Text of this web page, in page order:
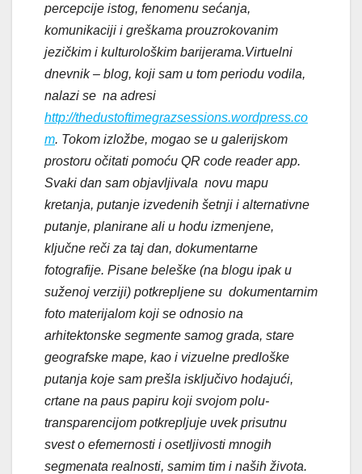
percepcije istog, fenomenu sećanja,
komunikaciji i greškama prouzrokovanim
jezičkim i kulturološkim barijerama.Virtuelni
dnevnik – blog, koji sam u tom periodu vodila,
nalazi se na adresi
http://thedustoftimegrazsessions.wordpress.co
m. Tokom izložbe, mogao se u galerijskom
prostoru očitati pomoću QR code reader app.
Svaki dan sam objavljivala novu mapu
kretanja, putanje izvedenih šetnji i alternativne
putanje, planirane ali u hodu izmenjene,
ključne reči za taj dan, dokumentarne
fotografije. Pisane beleške (na blogu ipak u
suženoj verziji) potkrepljene su dokumentarnim
foto materijalom koji se odnosio na
arhitektonske segmente samog grada, stare
geografske mape, kao i vizuelne predloške
putanja koje sam prešla isključivo hodajući,
crtane na paus papiru koji svojom polu-
transparencijom potkrepljuje uvek prisutnu
svest o efemernosti i osetljivosti mnogih
segmenata realnosti, samim tim i naših života.